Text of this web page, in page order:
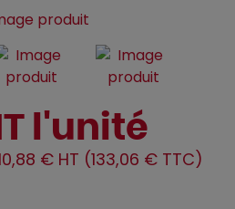
l'unité
€ HT (133,06 € TTC)